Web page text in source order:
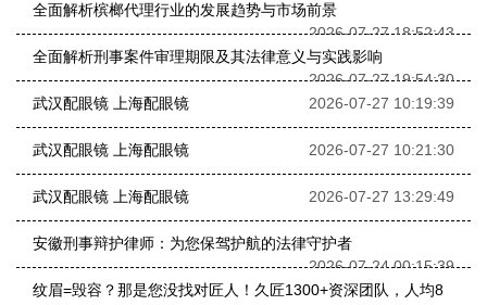
全面解析槟榔代理行业的发展趋势与市场前景
2026-07-27 18:52:43
全面解析刑事案件审理期限及其法律意义与实践影响
2026-07-27 19:54:30
武汉配眼镜 上海配眼镜
2026-07-27 10:19:39
武汉配眼镜 上海配眼镜 2026-07-27 10:21:30
武汉配眼镜 上海配眼镜 2026-07-27 13:29:49
安徽刑事辩护律师：为您保驾护航的法律守护者
2026-07-24 00:15:39
纹眉=毁容？那是您没找对匠人！久匠1300+资深团队，人均8